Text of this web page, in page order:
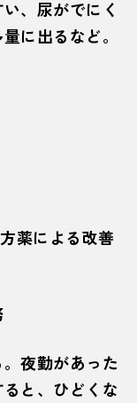
、尿がでにく
に出るなど。
薬による改善
夜勤があった
と、ひどくな